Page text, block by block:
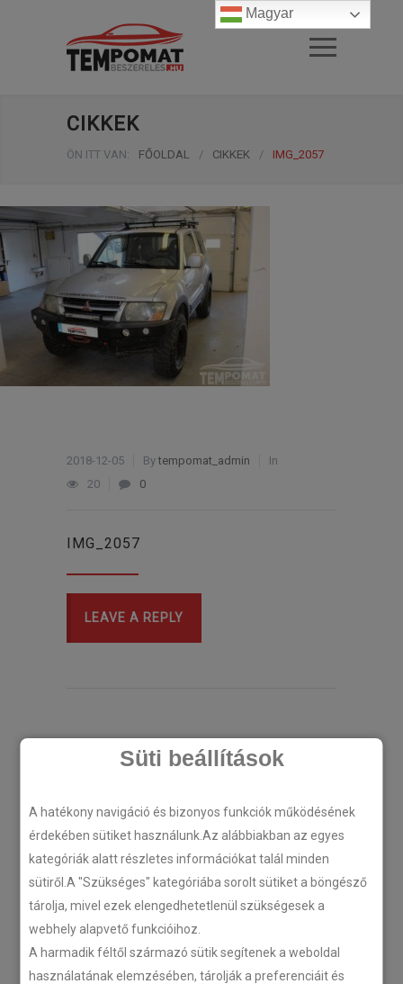
Süti beállítások
A hatékony navigáció és bizonyos funkciók működésének
érdekében sütiket használunk.Az alábbiakban az egyes
kategóriák alatt részletes információkat talál minden
sütiről.A "Szükséges" kategóriába sorolt sütiket a böngésző
tárolja, mivel ezek elengedhetetlenül szükségesek a
webhely alapvető funkcióihoz.
A harmadik féltől származó sütik segítenek a weboldal
használatának elemzésében, tárolják a preferenciáit és
CIKKEK
ÖN ITT VAN: FŐOLDAL / CIKKEK / IMG_2057
2018-12-05 Bytempomat_admin
In
20
0
IMG_2057
LEAVE A REPLY
LEGÚJABB CIKKEK
Plug’n’Play tempomat ISUZU
N-szériás teherautókhoz
2018-07-26
Tempomat beszerelés
Magyar